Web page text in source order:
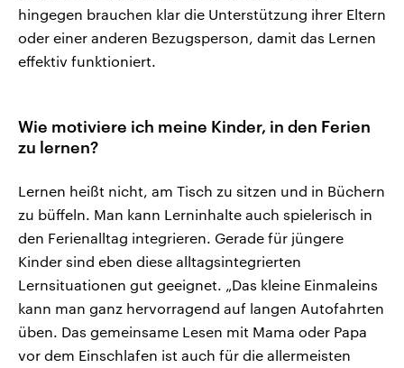
hingegen brauchen klar die Unterstützung ihrer Eltern
oder einer anderen Bezugsperson, damit das Lernen
effektiv funktioniert.
Wie motiviere ich meine Kinder, in den Ferien
zu lernen?
Lernen heißt nicht, am Tisch zu sitzen und in Büchern
zu büffeln. Man kann Lerninhalte auch spielerisch in
den Ferienalltag integrieren. Gerade für jüngere
Kinder sind eben diese alltagsintegrierten
Lernsituationen gut geeignet. „Das kleine Einmaleins
kann man ganz hervorragend auf langen Autofahrten
üben. Das gemeinsame Lesen mit Mama oder Papa
vor dem Einschlafen ist auch für die allermeisten